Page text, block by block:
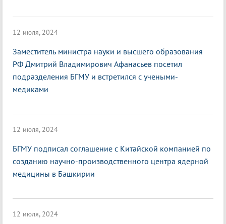
12 июля, 2024
Заместитель министра науки и высшего образования
РФ Дмитрий Владимирович Афанасьев посетил
подразделения БГМУ и встретился с учеными-
медиками
12 июля, 2024
БГМУ подписал соглашение с Китайской компанией по
созданию научно-производственного центра ядерной
медицины в Башкирии
12 июля, 2024